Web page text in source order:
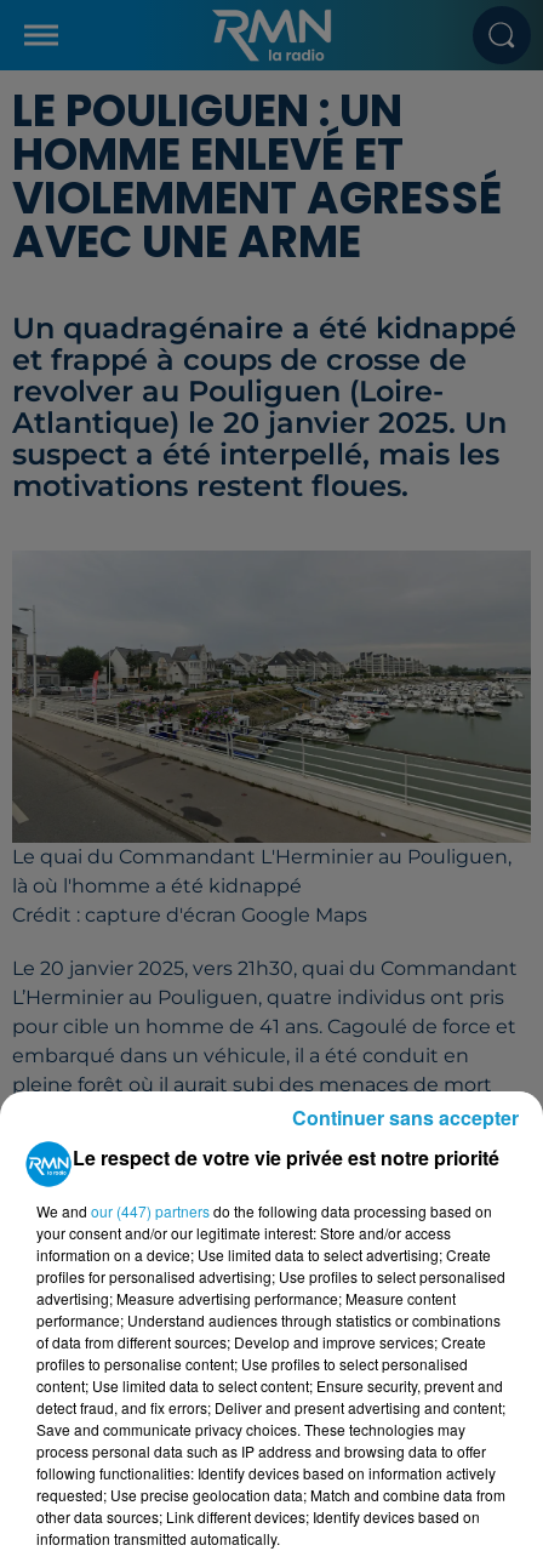
LE POULIGUEN : UN
HOMME ENLEVÉ ET
VIOLEMMENT AGRESSÉ
AVEC UNE ARME
Un quadragénaire a été kidnappé
et frappé à coups de crosse de
revolver au Pouliguen (Loire-
Atlantique) le 20 janvier 2025. Un
suspect a été interpellé, mais les
motivations restent floues.
Le quai du Commandant L'Herminier au Pouliguen,
là où l'homme a été kidnappé
Crédit : capture d'écran Google Maps
Le 20 janvier 2025, vers 21h30, quai du Commandant
L’Herminier au Pouliguen, quatre individus ont pris
pour cible un homme de 41 ans. Cagoulé de force et
embarqué dans un véhicule, il a été conduit en
pleine forêt où il aurait subi des menaces de mort
avant d’être violemment frappé à coups de crosse de
revolver. Après son supplice, il a été abandonné sur le
lieu même de son enlèvement.
UN SUSPECT INTERPELLÉ
Criblé d’ecchymoses, la victime s’est rendue par elle-
même à l’hôpital de Saint-Nazaire avant de déposer
plainte au commissariat de La Baule. Deux semaines
plus tard, un suspect, identifié comme le
commanditaire présumé de l’agression, a été
interpellé.
Contactée parPresse Océan, la procureure de la
République de Saint-Nazaire a confirmé l’arrestation
mais n’a pas donné plus de précisions sur le mobile.
L’enquête, menée par la police de La Baule, se
Le respect de votre vie privée est notre priorité
We and our (447) partnersdo the following data processing based on
your consent and/or our legitimate interest: Store and/or access
information on a device; Use limited data to select advertising; Create
profiles for personalised advertising; Use profiles to select personalised
advertising; Measure advertising performance; Measure content
performance; Understand audiences through statistics or combinations
of data from different sources; Develop and improve services; Create
profiles to personalise content; Use profiles to select personalised
content; Use limited data to select content; Ensure security, prevent and
detect fraud, and fix errors; Deliver and present advertising and content;
Save and communicate privacy choices. These technologies may
process personal data such as IP address and browsing data to offer
following functionalities: Identify devices based on information actively
requested; Use precise geolocation data; Match and combine data from
other data sources; Link different devices; Identify devices based on
information transmitted automatically.
Continuer sans accepter